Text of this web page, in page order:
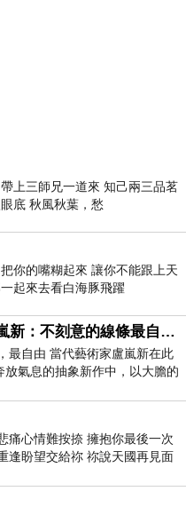
上三師兄一道來 知己兩三品茗
底 秋風秋葉，愁
你的嘴糊起來 讓你不能跟上天
起來去看白海豚飛躍
當代藝術家盧嵐新：不刻意的線條最自由，讓色彩流動、筆觸自己說話
最自由 當代藝術家盧嵐新在此
放氣息的抽象新作中，以大膽的
上揮灑、壓印與流淌
痛心情難按捺 擁抱你最後一次
逢盼望交給祢 祢說天國再見面
日靈魂再